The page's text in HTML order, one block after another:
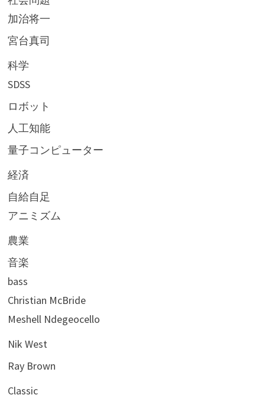
加治将一
宮台真司
科学
SDSS
ロボット
人工知能
量子コンピューター
経済
自給自足
アニミズム
農業
音楽
bass
Christian McBride
Meshell Ndegeocello
Nik West
Ray Brown
Classic